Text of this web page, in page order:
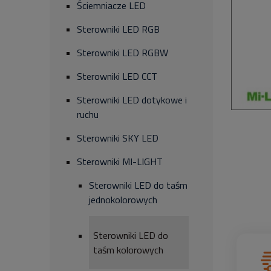
Ściemniacze LED
Sterowniki LED RGB
Sterowniki LED RGBW
Sterowniki LED CCT
Sterowniki LED dotykowe i
ruchu
Sterowniki SKY LED
Sterowniki MI-LIGHT
Sterowniki LED do taśm
jednokolorowych
Sterowniki LED do
taśm kolorowych